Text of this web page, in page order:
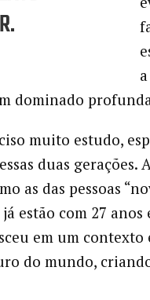
dominado
muito estudo,
duas gerações.
as das pessoas
estão com 27 anos
em um contexto
do mundo,